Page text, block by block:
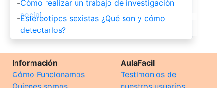
-Cómo realizar un trabajo de investigación
social
-Estereotipos sexistas ¿Qué son y cómo
detectarlos?
Información
Cómo Funcionamos
AulaFacil
Testimonios de